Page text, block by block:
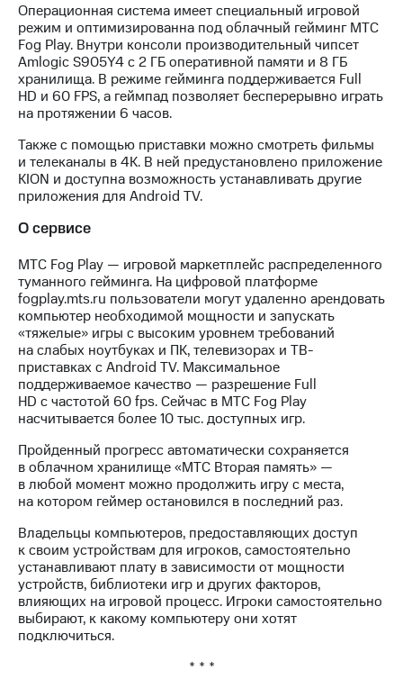
Контроль
и
аудит
Рынок
акций
Описание
приобретения
Порядок
выкупа
акций
Рынок
Описание
Еврооблигации-2023
Уведомление
о
погашении
именных
облигаций
Другое
Регистратор
Реквизиты
Контакты
развитие
деловая этика
На главную
Операционная система имеет специальный игровой
режим и оптимизированна под облачный гейминг МТС
Fog Play. Внутри консоли производительный чипсет
Amlogic S905Y4 с 2 ГБ оперативной памяти и 8 ГБ
хранилища. В режиме гейминга поддерживается Full
HD и 60 FPS, а геймпад позволяет бесперерывно играть
на протяжении 6 часов.
Также с помощью приставки можно смотреть фильмы
и телеканалы в 4К. В ней предустановлено приложение
KION и доступна возможность устанавливать другие
приложения для Android TV.
О сервисе
МТС Fog Play — игровой маркетплейс распределенного
туманного гейминга. На цифровой платформе
fogplay.mts.ru пользователи могут удаленно арендовать
компьютер необходимой мощности и запускать
«тяжелые» игры с высоким уровнем требований
на слабых ноутбуках и ПК, телевизорах и ТВ-
приставках с Android TV. Максимальное
поддерживаемое качество — разрешение Full
HD с частотой 60 fps. Сейчас в МТС Fog Play
насчитывается более 10 тыс. доступных игр.
Пройденный прогресс автоматически сохраняется
в облачном хранилище «МТС Вторая память» —
в любой момент можно продолжить игру с места,
на котором геймер остановился в последний раз.
Владельцы компьютеров, предоставляющих доступ
к своим устройствам для игроков, самостоятельно
устанавливают плату в зависимости от мощности
устройств, библиотеки игр и других факторов,
влияющих на игровой процесс. Игроки самостоятельно
выбирают, к какому компьютеру они хотят
подключиться.
* * *